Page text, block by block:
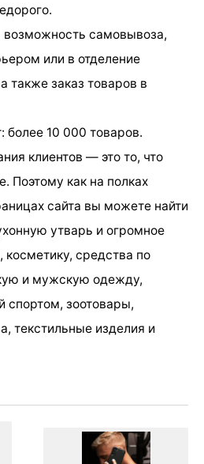
возможность самовывоза,
или в отделение
также заказ товаров в
более 10 000 товаров.
клиентов — это то, что
Поэтому как на полках
сайта вы можете найти
утварь и огромное
средства по
и мужскую одежду,
спортом, зоотовары,
текстильные изделия и